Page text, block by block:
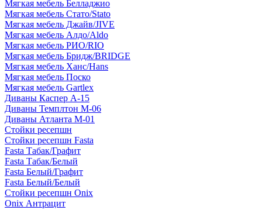
Мягкая мебель Белладжио
Мягкая мебель Стато/Stato
Мягкая мебель Джайв/JIVE
Мягкая мебель Алдо/Aldo
Мягкая мебель РИО/RIO
Мягкая мебель Бридж/BRIDGE
Мягкая мебель Ханс/Hans
Мягкая мебель Поско
Мягкая мебель Gartlex
Диваны Каспер А-15
Диваны Темплтон М-06
Диваны Атланта М-01
Стойки ресепшн
Стойки ресепшн Fasta
Fasta Табак/Графит
Fasta Табак/Белый
Fasta Белый/Графит
Fasta Белый/Белый
Стойки ресепшн Onix
Onix Антрацит